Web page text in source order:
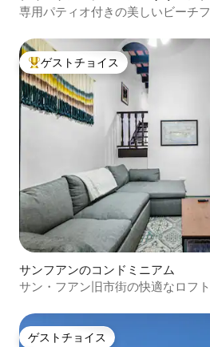
ニアム
専用パティオ付きの美しいビーチ
大好評のゲストチョイスです。
ゲストチョイス
サンフアンのコンドミニアム
サン・フアン旧市街の快適なロフ
ゲストチョイス
ゲストチョイス